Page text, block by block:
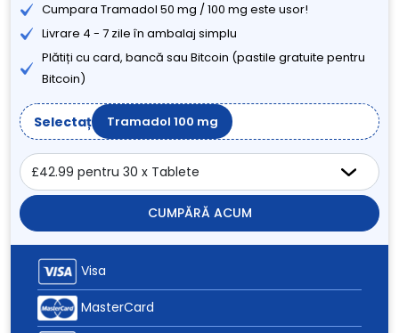
Cumpara Tramadol 50 mg / 100 mg este usor!
Livrare 4 - 7 zile în ambalaj simplu
Plătiți cu card, bancă sau Bitcoin (pastile gratuite pentru
Bitcoin)
Selectați Tramadol 100 mg
CUMPĂRĂ ACUM
Visa
MasterCard